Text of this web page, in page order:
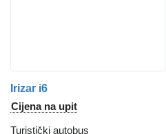
Irizar i6
Cijena na upit
Turistički autobus